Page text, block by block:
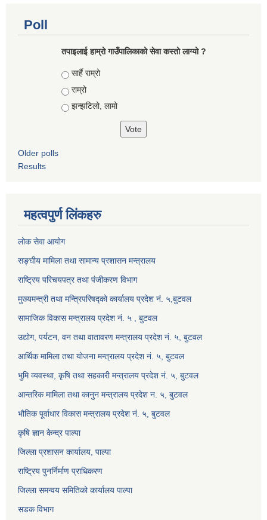
Poll
तपाइलाई हाम्रो गाउँपालिकाको सेवा कस्तो लाग्यो ?
Choices
सार्है राम्रो
राम्रो
झन्झटिलो, लामो
Older polls
Results
महत्वपुर्ण लिंकहरु
लोक सेवा आयोग
सङ्घीय मामिला तथा सामान्य प्रशासन मन्त्रालय
राष्ट्रिय परिचयपत्र तथा पंजीकरण विभाग
मुख्यमन्त्री तथा मन्त्रिपरिषद्को कार्यालय प्रदेश नं. ५,बुटवल
सामाजिक विकास मन्त्रालय प्रदेश नं. ५ , बुटवल
उद्याेग, पर्यटन, वन तथा वातावरण मन्त्रालय प्रदेश नं. ५, बुटवल
आर्थिक मामिला तथा योजना मन्त्रालय प्रदेश नं. ५, बुटवल
भुमि व्यवस्था, कृषि तथा सहकारी मन्त्रालय प्रदेश नं. ५, बुटवल
आन्तरिक मामिला तथा कानुन मन्त्रालय प्रदेश न. ५, बुटवल
भौतिक पूर्वाधार विकास मन्त्रालय प्रदेश नं. ५, बुटवल
कृषि ज्ञान केन्द्र पाल्पा
जिल्ला प्रशासन कार्यालय, पाल्पा
राष्ट्रिय पुनर्निर्माण प्राधिकरण
जिल्ला समन्वय समितिको कार्यालय पाल्पा
सडक विभाग